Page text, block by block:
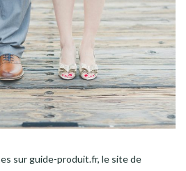
sur guide-produit.fr, le site de